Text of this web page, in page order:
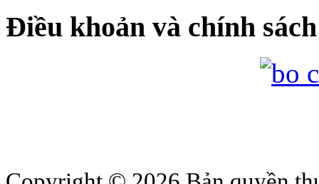
Điều khoản và chính sách